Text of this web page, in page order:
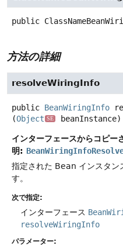
public
方法の詳細
resolveWiringInfo
public BeanWiringInfo
(Object SE beanInstance)
インターフェースからコピー
明:
指定された Bean インスタ
す。
次で指定:
インターフェース
resolveWiringInfo
パラメーター: